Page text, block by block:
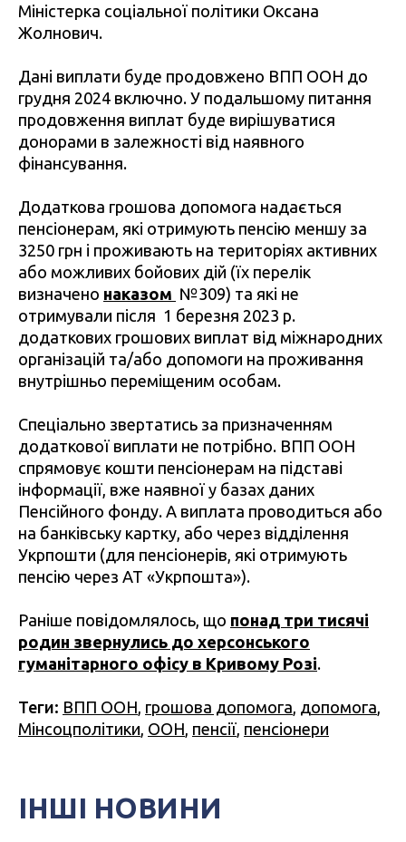
Міністерка соціальної політики Оксана
Жолнович.
Дані виплати буде продовжено ВПП ООН до
грудня 2024 включно. У подальшому питання
продовження виплат буде вирішуватися
донорами в залежності від наявного
фінансування.
Додаткова грошова допомога надається
пенсіонерам, які отримують пенсію меншу за
3250 грн і проживають на територіях активних
або можливих бойових дій (їх перелік
визначено наказом №309) та які не
отримували після 1 березня 2023 р.
додаткових грошових виплат від міжнародних
організацій та/або допомоги на проживання
внутрішньо переміщеним особам.
Спеціально звертатись за призначенням
додаткової виплати не потрібно. ВПП ООН
спрямовує кошти пенсіонерам на підставі
інформації, вже наявної у базах даних
Пенсійного фонду. А виплата проводиться або
на банківську картку, або через відділення
Укрпошти (для пенсіонерів, які отримують
пенсію через АТ «Укрпошта»).
Раніше повідомлялось, що понад три тисячі
родин звернулись до херсонського
гуманітарного офісу в Кривому Розі.
Теги: ВПП ООН грошова допомога допомога
Мінсоцполітики ООН пенсії пенсіонери
ІНШІ НОВИНИ